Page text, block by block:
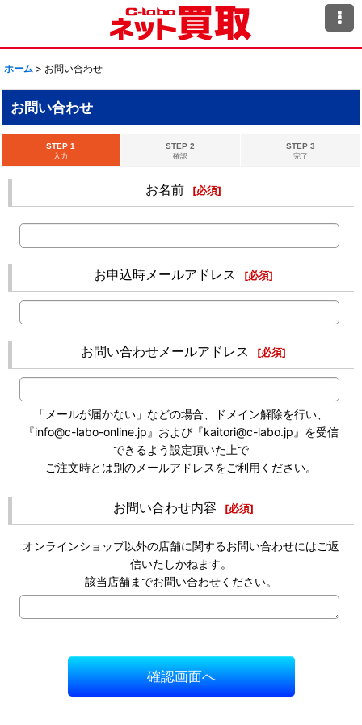
ホーム > お問い合わせ
お問い合わせ
STEP 1
入力
STEP 2
確認
STEP 3
完了
お名前 [必須]
お申込時メールアドレス [必須]
お問い合わせメールアドレス [必須]
「メールが届かない」などの場合、ドメイン解除を行い、
『info@c-labo-online.jp』および『kaitori@c-labo.jp』を受信
できるよう設定頂いた上で
ご注文時とは別のメールアドレスをご利用ください。
お問い合わせ内容 [必須]
オンラインショップ以外の店舗に関するお問い合わせにはご返
信いたしかねます。
該当店舗までお問い合わせください。
確認画面へ